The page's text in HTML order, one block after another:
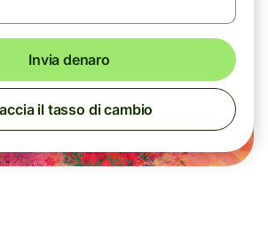
Invia denaro
il tasso di cambio